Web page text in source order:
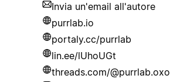
Invia un'email all'autore
purrlab.io
portaly.cc/purrlab
lin.ee/lUhoUGt
threads.com/@purrlab.oxo